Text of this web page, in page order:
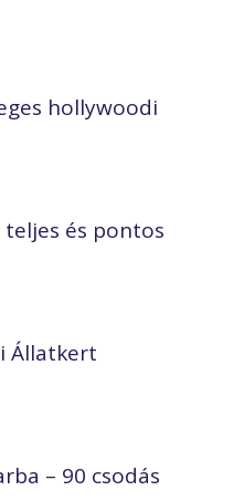
hollywoodi
és pontos
Állatkert
– 90 csodás